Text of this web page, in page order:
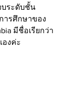
บระดับชั้น
ารศึกษาของ
มีชื่อเรียกว่า
องค่ะ